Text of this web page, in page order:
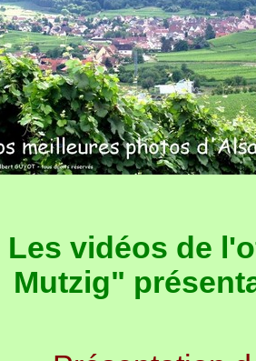
Les vidéos de
Mutzig"